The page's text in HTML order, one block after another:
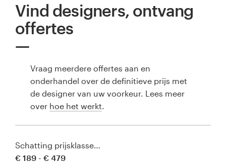
Vind designers, ontvang
offertes
Vraag meerdere offertes aan en
onderhandel over de definitieve prijs met
de designer van uw voorkeur. Lees meer
over hoe het werkt
Schatting prijsklasse…
€ 189 - € 479